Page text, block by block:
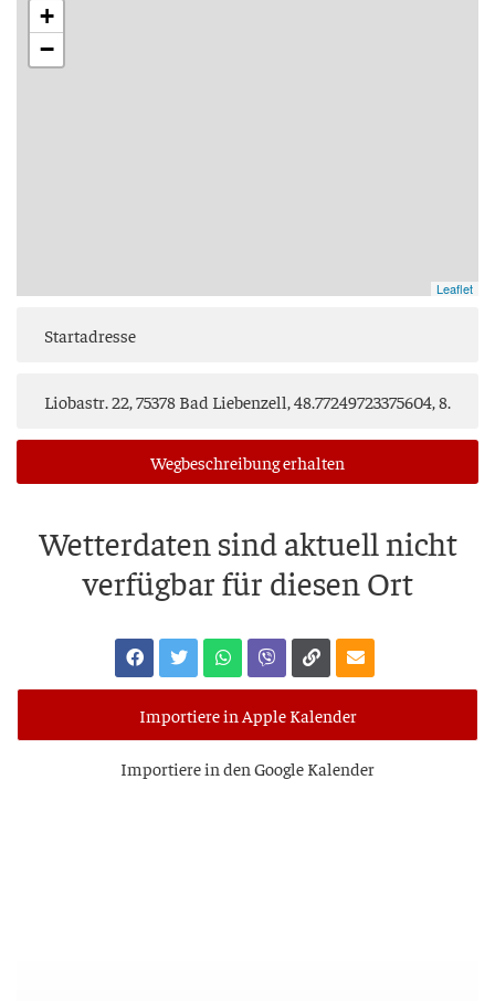
+
−
Leaflet
Weg­be­schrei­bung erhalten
Wet­ter­da­ten sind aktu­ell nicht
ver­füg­bar für die­sen Ort
Importiere in Apple Kalender
Impor­tie­re in den Goog­le Kalender